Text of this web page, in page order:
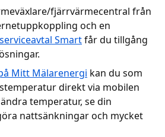
fjärrvärmecentral från
och en
serviceavtal Smartfår du tillgång
Mitt Mälarenergi kan du som
direkt via mobilen
temperatur, se din
nattsänkningar och mycket